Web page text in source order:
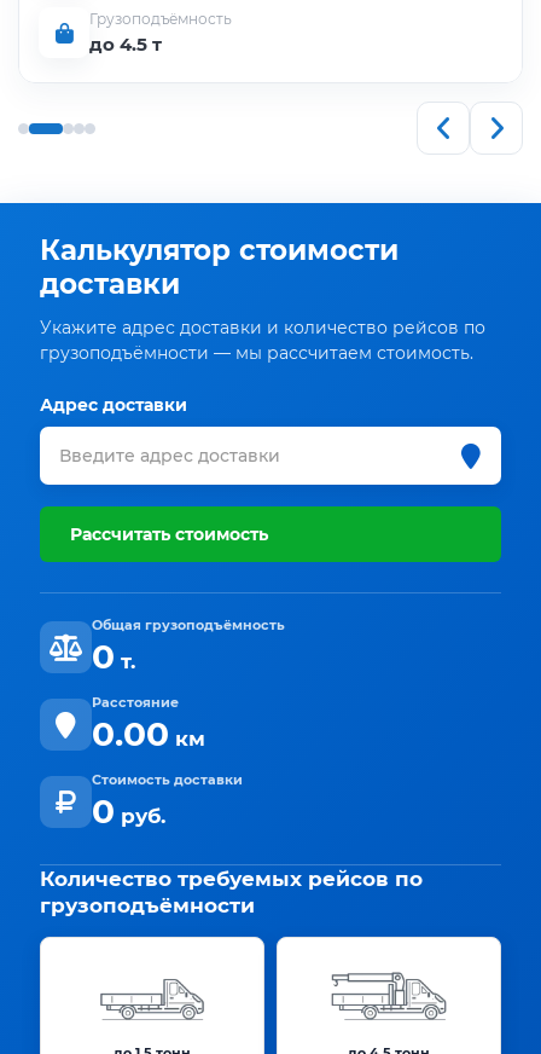
Грузоподъёмность
до 4.5 т
Калькулятор стоимости
доставки
Укажите адрес доставки и количество рейсов по
грузоподъёмности — мы рассчитаем стоимость.
Адрес доставки
Рассчитать стоимость
Общая грузоподъёмность
0 т.
Расстояние
0.00 км
Стоимость доставки
0 руб.
Количество требуемых рейсов по
грузоподъёмности